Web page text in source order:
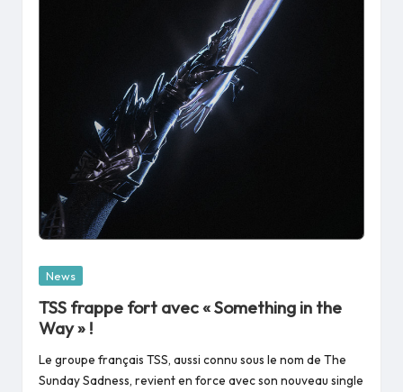
Posted
News
TSS frappe fort avec « Something in the
Way » !
Le groupe français TSS, aussi connu sous le nom de The
Sunday Sadness, revient en force avec son nouveau single